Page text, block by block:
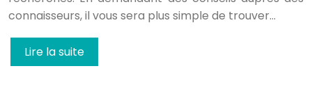
connaisseurs, il vous sera plus simple de trouver…
Lire la suite